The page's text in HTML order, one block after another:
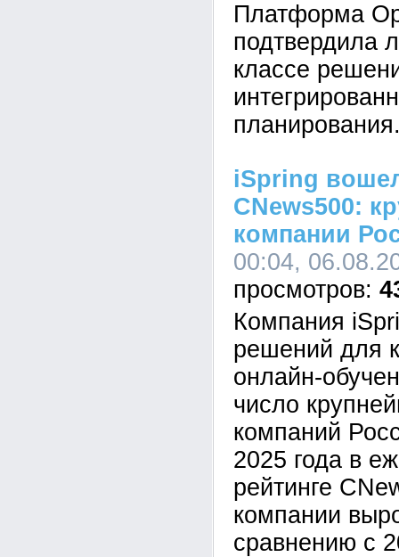
Платформа
подтвердила
классе
iSpring
CNews500:
компании
00:04,
Компания
решений для
онлайн-
число
компаний
2025 года в
рейтинге
компании
сравнению с